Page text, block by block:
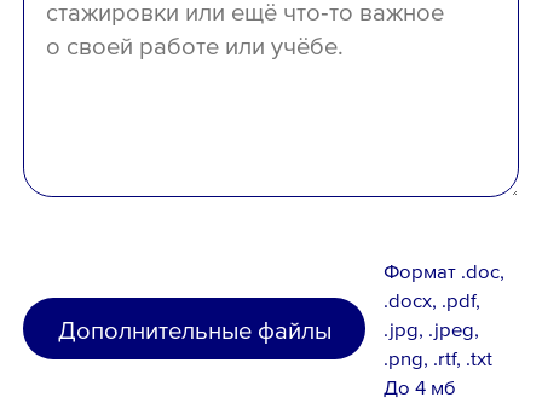
Дополнительные файлы
Формат .doc,
.docx, .pdf,
.jpg, .jpeg,
.png, .rtf, .txt
До 4 мб